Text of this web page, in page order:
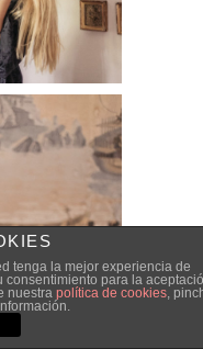
tenga la mejor experiencia de
para la
nuestra política de cookies,